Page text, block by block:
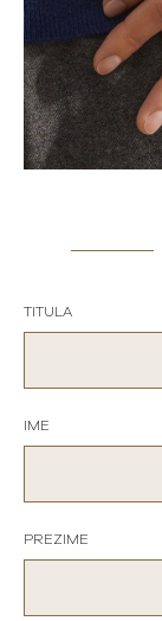
TITULA
IME
PREZIME